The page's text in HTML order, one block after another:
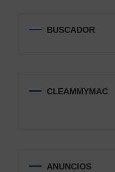
BUSCADOR
CLEAMMYMAC
ANUNCIOS